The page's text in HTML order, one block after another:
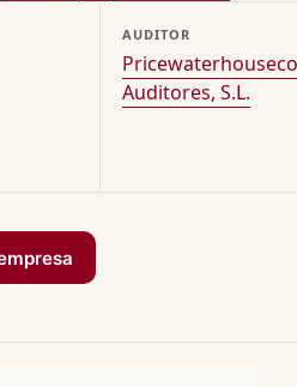
AUDITOR
Auditores, S.L.